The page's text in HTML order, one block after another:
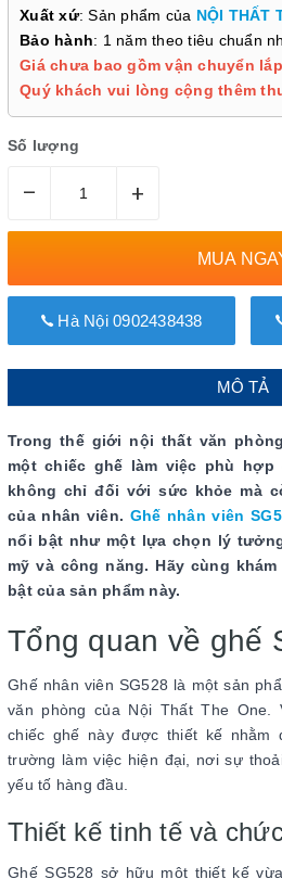
Xuất xứ: Sản phẩm của NỘI THẤT
Bảo hành: 1 năm theo tiêu chuẩn
Giá chưa bao gồm vận chuyển
Quý khách vui lòng cộng thêm
Số lượng
– +
MUA
Hà Nội 0902438438
MÔ TẢ
Trong thế giới nội thất văn
một chiếc ghế làm việc phù
không chỉ đối với sức khỏe mà
của nhân viên. Ghế nhân viên
nổi bật như một lựa chọn lý
mỹ và công năng. Hãy cùng
bật của sản phẩm này.
Tổng quan về ghế
Ghế nhân viên SG528 là một sản
văn phòng của Nội Thất The One.
chiếc ghế này được thiết kế nhằm
trường làm việc hiện đại, nơi sự
yếu tố hàng đầu.
Thiết kế tinh tế và
Ghế SG528 sở hữu một thiết kế